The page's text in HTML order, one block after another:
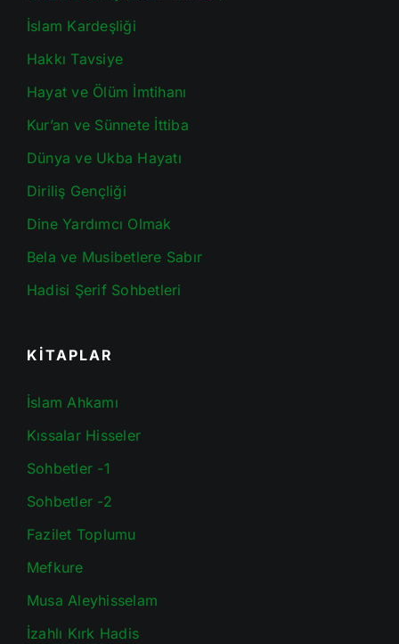
İslam Kardeşliği
Hakkı Tavsiye
Hayat ve Ölüm İmtihanı
Kur’an ve Sünnete İttiba
Dünya ve Ukba Hayatı
Diriliş Gençliği
Dine Yardımcı Olmak
Bela ve Musibetlere Sabır
Hadisi Şerif Sohbetleri
KİTAPLAR
İslam Ahkamı
Kıssalar Hisseler
Sohbetler -1
Sohbetler -2
Fazilet Toplumu
Mefkure
Musa Aleyhisselam
İzahlı Kırk Hadis